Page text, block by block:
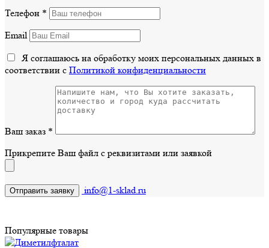
Телефон *
Email
Я соглашаюсь на обработку моих персональных данных в
соответствии с Политикой конфиденциальности
Ваш заказ *
Прикрепите Ваш файл с реквизитами или заявкой
info@1-sklad.ru
Популярные товары